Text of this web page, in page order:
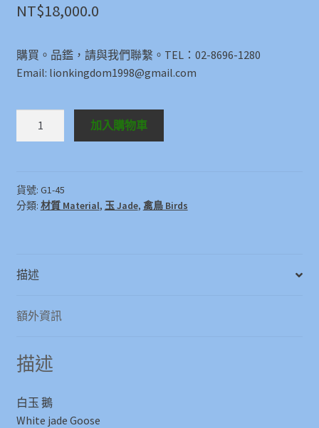
NT$18,000.0
購買。品鑑，請與我們聯繫。TEL：02-8696-1280
Email: lionkingdom1998@gmail.com
jade
Goose
加入購物車
貨號: G1-45
分類: 材質 Material, 玉 Jade, 禽鳥 Birds
描述
額外資訊
描述
白玉 鵝
White jade Goose